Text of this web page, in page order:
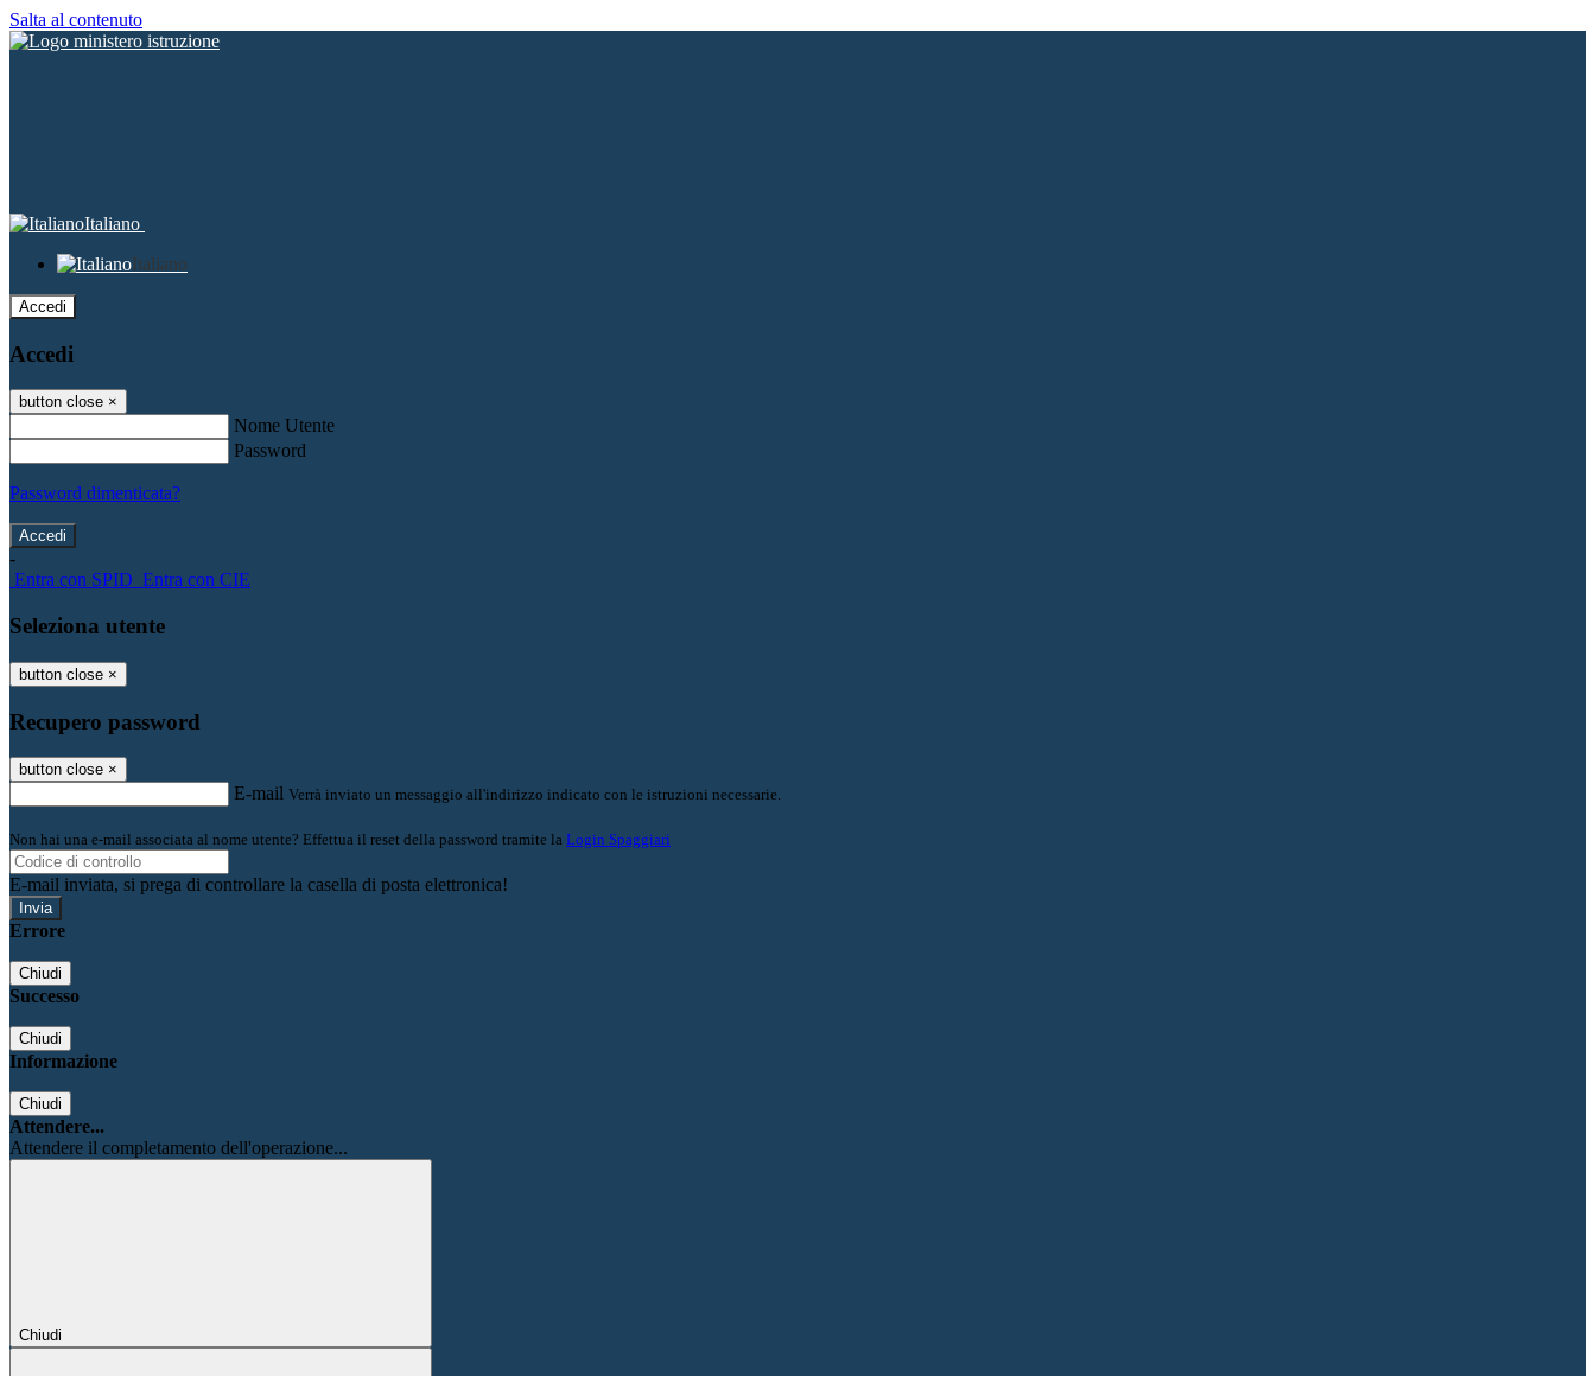
Salta al contenuto
Italiano
Italiano
Accedi
Accedi
button close ×
Nome Utente
Password
Password dimenticata?
-
Entra con SPID Entra con CIE
Seleziona utente
button close ×
Recupero password
button close ×
E-mail Verrà inviato un messaggio all'indirizzo indicato con le istruzioni necessarie.
Non hai una e-mail associata al nome utente? Effettua il reset della password tramite la Login Spaggiari
E-mail inviata, si prega di controllare la casella di posta elettronica!
Errore
Chiudi
Successo
Chiudi
Informazione
Chiudi
Attendere...
Attendere il completamento dell'operazione...
Chiudi